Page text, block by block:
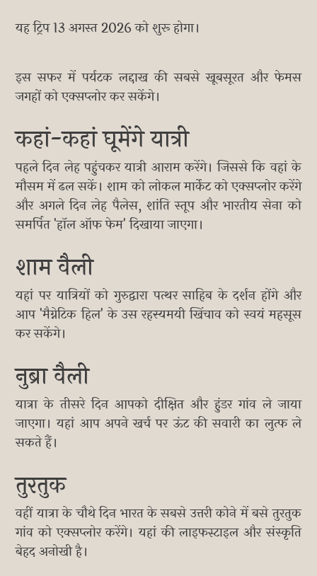
यह ट्रिप 13 अगस्त 2026 को शुरू होगा।
इस सफर में पर्यटक लद्दाख की सबसे खूबसूरत और फेमस
जगहों को एक्सप्लोर कर सकेंगे।
कहां-कहां घूमेंगे यात्री
पहले दिन लेह पहुंचकर यात्री आराम करेंगे। जिससे कि वहां के
मौसम में ढल सकें। शाम को लोकल मार्केट को एक्सप्लोर करेंगे
और अगले दिन लेह पैलेस, शांति स्तूप और भारतीय सेना को
समर्पित 'हॉल ऑफ फेम' दिखाया जाएगा।
शाम वैली
यहां पर यात्रियों को गुरुद्वारा पत्थर साहिब के दर्शन होंगे और
आप 'मैग्नेटिक हिल' के उस रहस्यमयी खिंचाव को स्वयं महसूस
कर सकेंगे।
नुब्रा वैली
यात्रा के तीसरे दिन आपको दीक्षित और हुंडर गांव ले जाया
जाएगा। यहां आप अपने खर्च पर ऊंट की सवारी का लुत्फ ले
सकते हैं।
तुरतुक
वहीं यात्रा के चौथे दिन भारत के सबसे उत्तरी कोने में बसे तुरतुक
गांव को एक्सप्लोर करेंगे। यहां की लाइफस्टाइल और संस्कृति
बेहद अनोखी है।